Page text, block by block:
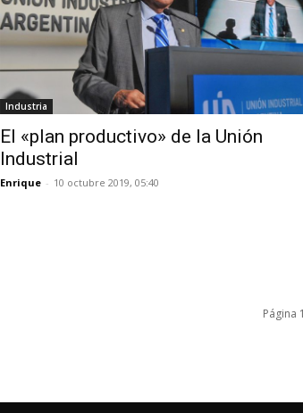
Industria
El «plan productivo» de la Unión
Industrial
Enrique - 10 octubre 2019, 05:40
Página